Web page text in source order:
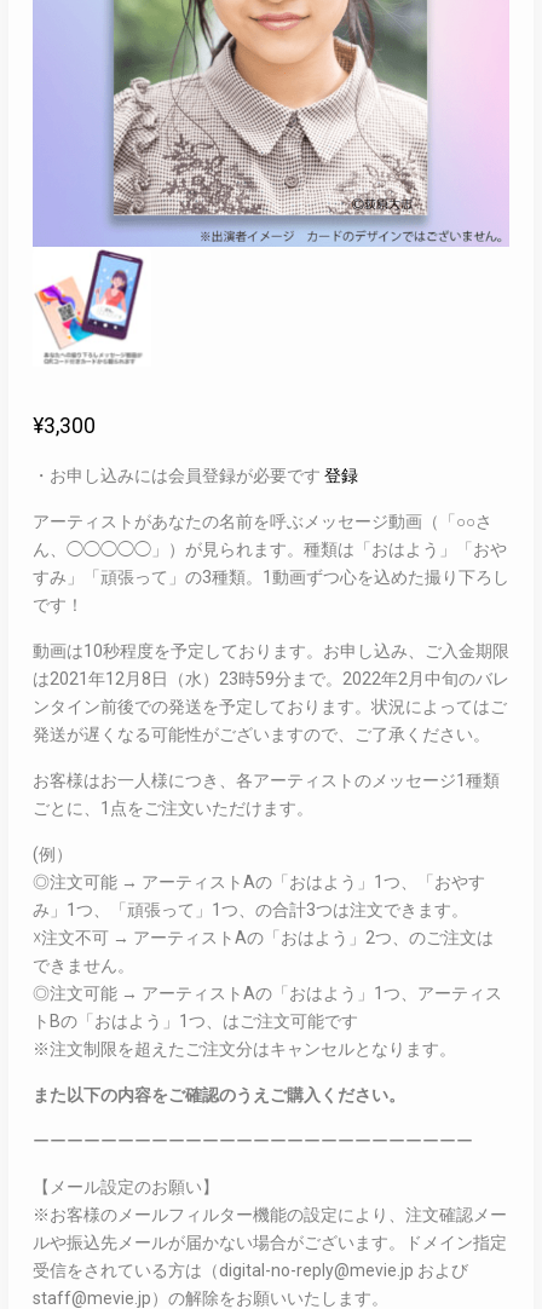
¥3,300
・お申し込みには会員登録が必要です 登録
アーティストがあなたの名前を呼ぶメッセージ動画（「○○さ
ん、◯◯◯◯◯」）が見られます。種類は「おはよう」「おや
すみ」「頑張って」の3種類。1動画ずつ心を込めた撮り下ろし
です！
動画は10秒程度を予定しております。お申し込み、ご入金期限
は2021年12月8日（水）23時59分まで。2022年2月中旬のバレ
ンタイン前後での発送を予定しております。状況によってはご
発送が遅くなる可能性がございますので、ご了承ください。
お客様はお一人様につき、各アーティストのメッセージ1種類
ごとに、1点をご注文いただけます。
(例）
◎注文可能 → アーティストAの「おはよう」1つ、「おやす
み」1つ、「頑張って」1つ、の合計3つは注文できます。
☓注文不可 → アーティストAの「おはよう」2つ、のご注文は
できません。
◎注文可能 → アーティストAの「おはよう」1つ、アーティス
トBの「おはよう」1つ、はご注文可能です
※注文制限を超えたご注文分はキャンセルとなります。
また以下の内容をご確認のうえご購入ください。
ーーーーーーーーーーーーーーーーーーーーーーーーーー
【メール設定のお願い】
※お客様のメールフィルター機能の設定により、注文確認メー
ルや振込先メールが届かない場合がございます。ドメイン指定
受信をされている方は（digital-no-reply@mevie.jp および
staff@mevie.jp）の解除をお願いいたします。